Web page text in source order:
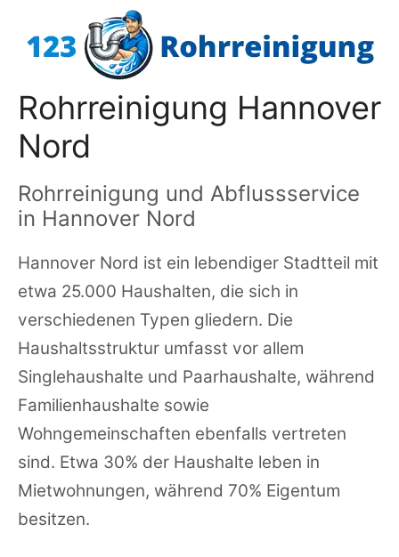
Inhalt
Rohrreinigung Hannover
Nord
Rohrreinigung und Abflussservice
in Hannover Nord
Hannover Nord ist ein lebendiger Stadtteil mit
etwa 25.000 Haushalten, die sich in
verschiedenen Typen gliedern. Die
Haushaltsstruktur umfasst vor allem
Singlehaushalte und Paarhaushalte, während
Familienhaushalte sowie
Wohngemeinschaften ebenfalls vertreten
sind. Etwa 30% der Haushalte leben in
Mietwohnungen, während 70% Eigentum
besitzen.